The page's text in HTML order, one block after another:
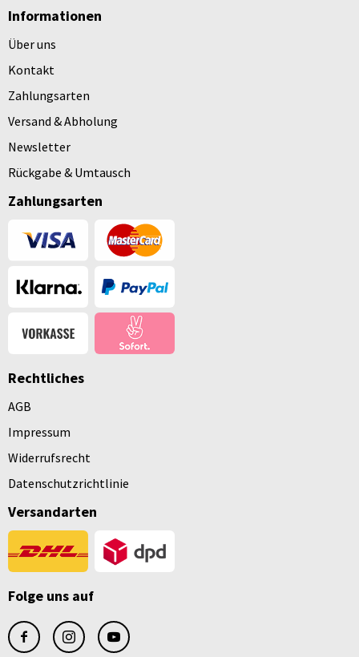
Informationen
Über uns
Kontakt
Zahlungsarten
Versand & Abholung
Newsletter
Rückgabe & Umtausch
Zahlungsarten
Rechtliches
AGB
Impressum
Widerrufsrecht
Datenschutzrichtlinie
Versandarten
Folge uns auf
facebookinstagramyoutube